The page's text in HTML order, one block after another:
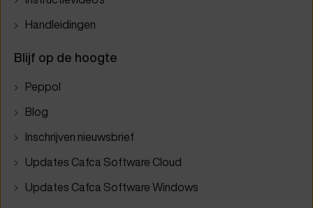
Handleidingen
Blijf op de hoogte
Peppol
Blog
Inschrijven nieuwsbrief
Updates Cafca Software Cloud
Updates Cafca Software Windows